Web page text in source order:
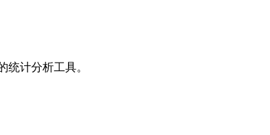
计分析工具。